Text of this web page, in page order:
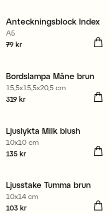
Nyhet
Anteckningsblock Index
A5
Pris:
79 kr
Nyhet
Bordslampa Måne brun
15,5x15,5x20,5 cm
Pris :319 kr
319 kr
Ljuslykta Milk blush
10x10 cm
Pris :135 kr
135 kr
Ljusstake Tumma brun
10x14 cm
Pris :103 kr
103 kr